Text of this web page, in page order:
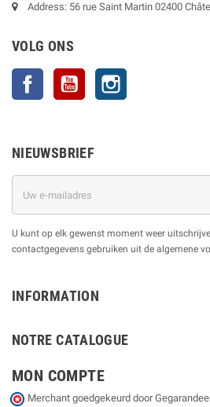
Address: 56 rue Saint Martin 02400
VOLG ONS
Facebook YouTube
NIEUWSBRIEF
U kunt op elk gewenst moment weer
contactgegevens gebruiken uit de algemene
INFORMATION
NOTRE CATALOGUE
MON COMPTE
Merchant goedgekeurd door